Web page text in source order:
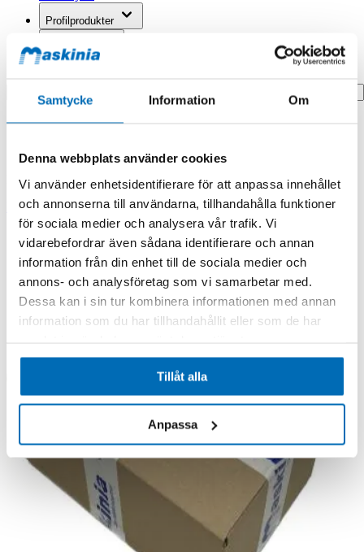
Samtycke Information Om
Denna webbplats använder cookies
Vi använder enhetsidentifierare för att anpassa innehållet
och annonserna till användarna, tillhandahålla funktioner
för sociala medier och analysera vår trafik. Vi
vidarebefordrar även sådana identifierare och annan
information från din enhet till de sociala medier och
annons- och analysföretag som vi samarbetar med.
Dessa kan i sin tur kombinera informationen med annan
information som du har tillhandahållit eller som de har
Tillåt alla
Anpassa
Profilprodukter
Fyndhörna
Hem
Shims Skruvkåpa EC10/EC15/EC20 0,9mm
Produkten finns i följande kategorier:
Engcon
Shims Skruvkåpa EC10/EC15/EC20
0,9mm